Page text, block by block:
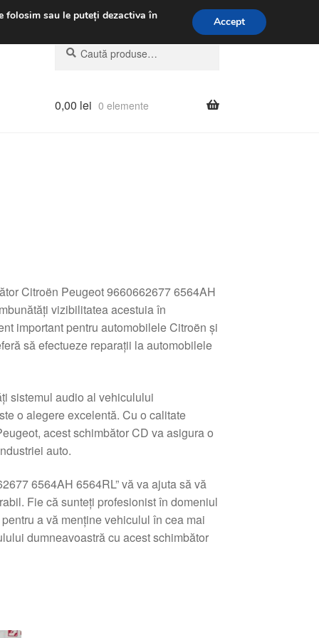
031 229 6816
Caută
după:
Caută
0,00 lei 0 elemente
Citroën Peugeot 9660662677 6564AH
vizibilitatea acestuia în
important pentru automobilele Citroën și
să efectueze reparații la automobilele
sistemul audio al vehiculului
o alegere excelentă. Cu o calitate
acest schimbător CD va asigura o
auto.
6564AH 6564RL” vă va ajuta să vă
Fie că sunteți profesionist în domeniul
a vă menține vehiculul în cea mai
dumneavoastră cu acest schimbător
folosim sau le puteți dezactiva în
Accept